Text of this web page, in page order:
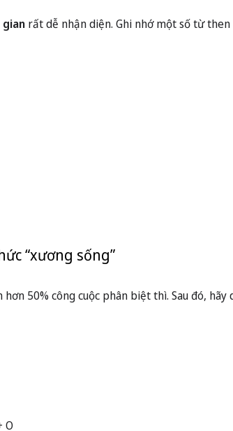
rất dễ nhận diện. Ghi nhớ một số từ then
“xương sống”
50% công cuộc phân biệt thì. Sau đó, hãy
O